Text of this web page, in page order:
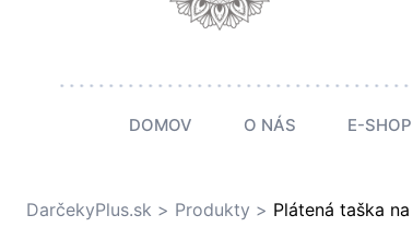
DOMOV O NÁS E-SHOP
DarčekyPlus.sk > Produkty > Plátená taška